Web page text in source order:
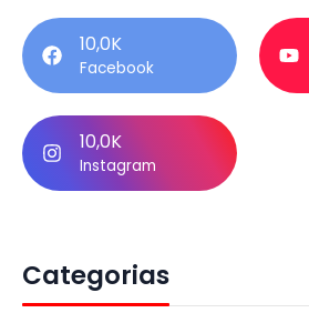
10,0K
Facebook
10,0K
Instagram
Categorias